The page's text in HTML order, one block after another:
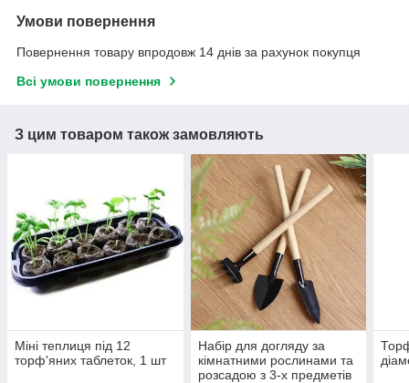
Умови повернення
Повернення товару впродовж 14 днів за рахунок покупця
Всі умови повернення
З цим товаром також замовляють
Міні теплиця під 12
торф'яних таблеток, 1 шт
Набір для догляду за
кімнатними рослинами та
розсадою з 3-х предметів